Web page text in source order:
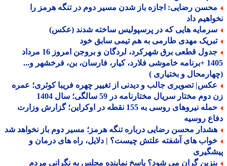
رضایی: اجازه باز شدن مسیر دوم در تنگه هرمز را
داد
هایی که در پرسپولیس ساخته شدند (عکس)
مهدی طارمی به هم تیمی سابق خود
جدول قطعی برق شهرکرد، لردگان و بروجن امروز 16 مرداد
1405 +برنامه خاموشی فلارد، کیار، فارسان، بن، فرخشهر و...
و بختیاری )
تصویری جالب و دیدنی از تغییر چهره فریبا کوثری؛ عمره
مختار سریال مختارنامه در 59 سالگی؛ سال 1404
حمله نیروهای روسی به 155 نقطه در اوکراین؛ گزارش وزارت
روسیه
محسن رضایی درباره تنگه هرمز؛ مسیر دوم باز نخواهد شد
های آشفته علتش چیست؟ | دلایل، راه های درمان و
گران می شود؟ پاسخ نماینده مجلس به نگرانی مردم